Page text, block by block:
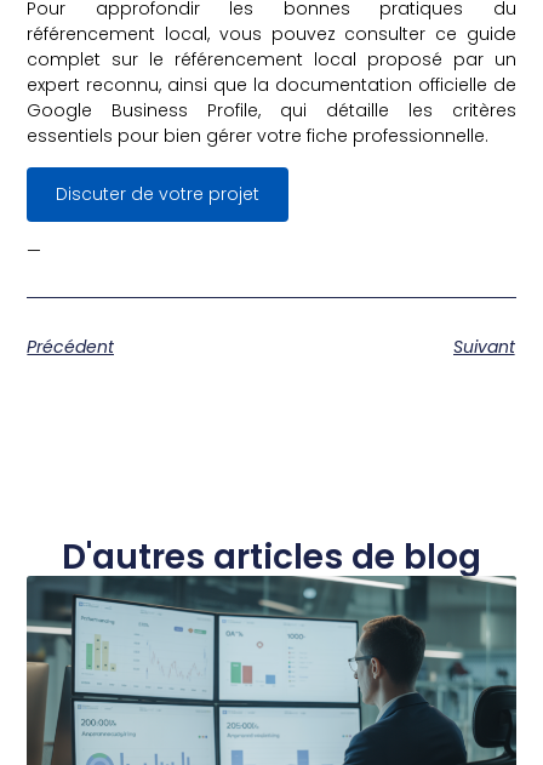
Pour approfondir les bonnes pratiques du
référencement local, vous pouvez consulter ce guide
complet sur le référencement local proposé par un
expert reconnu, ainsi que la documentation officielle de
Google Business Profile, qui détaille les critères
essentiels pour bien gérer votre fiche professionnelle.
Discuter de votre projet
—
Précédent Suivant
D'autres articles de blog